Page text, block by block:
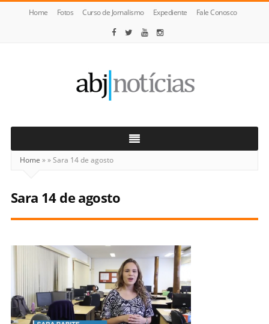
Home Fotos Curso de Jornalismo Expediente Fale Conosco
Notícias
Home »»Sara 14 de agosto
Sara 14 de agosto